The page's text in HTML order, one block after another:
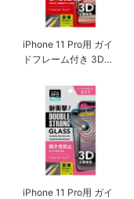
iPhone 11 Pro用 ガイ
ドフレーム付き 3Dダ
クリア
iPhone 11 Pro用 ガイ